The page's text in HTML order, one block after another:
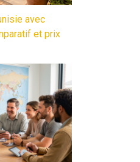
avec
et prix